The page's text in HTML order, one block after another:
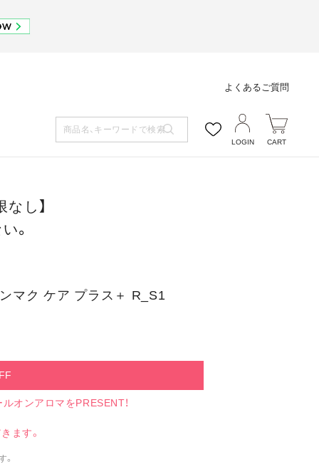
よくあるご質問
LOGIN CART
し】
。
マク ケア プラス＋ R_S1
オンアロマをPRESENT！
ます。